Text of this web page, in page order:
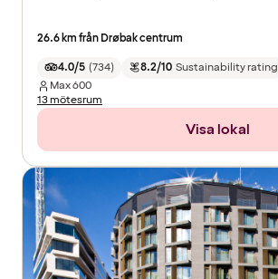
26.6 km från Drøbak centrum
4.0/5 (734) 8.2/10 Sustainability rating
Max600
13 mötesrum
Visa lokal